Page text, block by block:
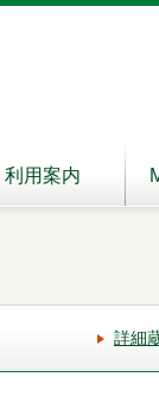
利用案内
詳細